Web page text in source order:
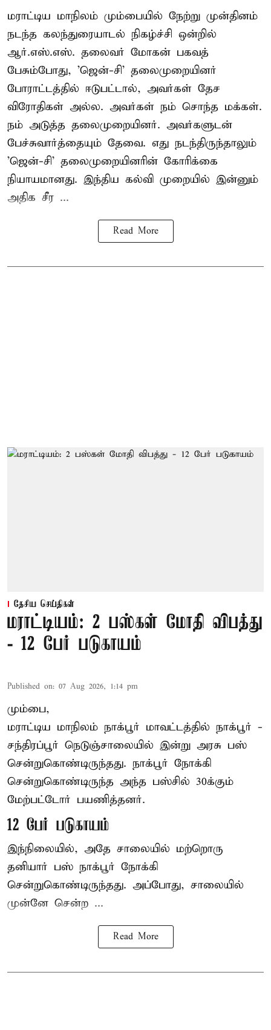
மராட்டிய மாநிலம் மும்பையில் நேற்று முன்தினம்
நடந்த கலந்துரையாடல் நிகழ்ச்சி ஒன்றில்
ஆர்.எஸ்.எஸ். தலைவர் மோகன் பகவத்
பேசும்போது, 'ஜென்-சி' தலைமுறையினர்
போராட்டத்தில் ஈடுபட்டால், அவர்கள் தேச
விரோதிகள் அல்ல. அவர்கள் நம் சொந்த மக்கள்.
நம் அடுத்த தலைமுறையினர். அவர்களுடன்
பேச்சுவார்த்தையும் தேவை. எது நடந்திருந்தாலும்
'ஜென்-சி' தலைமுறையினரின் கோரிக்கை
நியாயமானது. இந்திய கல்வி முறையில் இன்னும்
அதிக சீர ...
Read More
தேசிய செய்திகள்
மராட்டியம்: 2 பஸ்கள் மோதி விபத்து
- 12 பேர் படுகாயம்
Published on: 07 Aug 2026, 1:14 pm
மும்பை,
மராட்டிய மாநிலம் நாக்பூர் மாவட்டத்தில் நாக்பூர் -
சந்திரப்பூர் நெடுஞ்சாலையில் இன்று அரசு பஸ்
சென்றுகொண்டிருந்தது. நாக்பூர் நோக்கி
சென்றுகொண்டிருந்த அந்த பஸ்சில் 30க்கும்
மேற்பட்டோர் பயணித்தனர்.
12 பேர் படுகாயம்
இந்நிலையில், அதே சாலையில் மற்றொரு
தனியார் பஸ் நாக்பூர் நோக்கி
சென்றுகொண்டிருந்தது. அப்போது, சாலையில்
முன்னே சென்ற ...
Read More